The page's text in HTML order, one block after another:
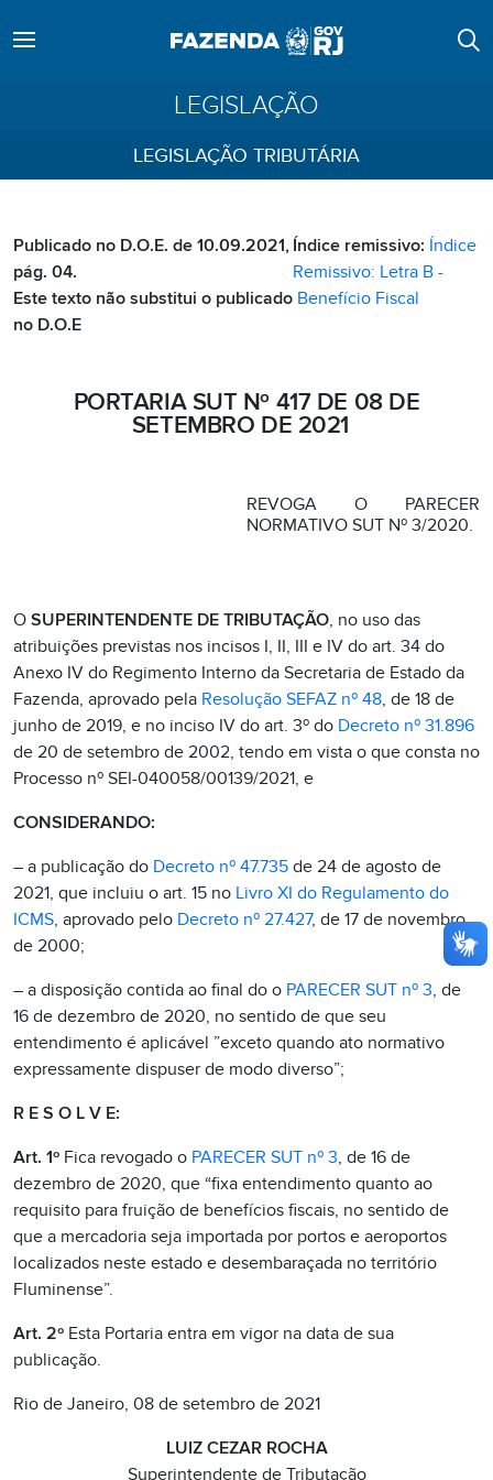
LEGISLAÇÃO
LEGISLAÇÃO TRIBUTÁRIA
Publicado no D.O.E. de 10.09.2021,
pág. 04.
Este texto não substitui o publicado
no D.O.E
Índice remissivo: Índice
Remissivo: Letra B -
Benefício Fiscal
PORTARIA SUT Nº 417 DE 08 DE
SETEMBRO DE 2021
REVOGA O PARECER
NORMATIVO SUT Nº 3/2020.
O SUPERINTENDENTE DE TRIBUTAÇÃO, no uso das
atribuições previstas nos incisos I, II, III e IV do art. 34 do
Anexo IV do Regimento Interno da Secretaria de Estado da
Fazenda, aprovado pela Resolução SEFAZ nº 48, de 18 de
junho de 2019, e no inciso IV do art. 3º do Decreto nº 31.896
de 20 de setembro de 2002, tendo em vista o que consta no
Processo nº SEI-040058/00139/2021, e
CONSIDERANDO:
– a publicação do Decreto nº 47.735 de 24 de agosto de
2021, que incluiu o art. 15 no Livro XI do Regulamento do
ICMS, aprovado pelo Decreto nº 27.427, de 17 de novembro
de 2000;
– a disposição contida ao final do o PARECER SUT nº 3, de
16 de dezembro de 2020, no sentido de que seu
entendimento é aplicável ”exceto quando ato normativo
expressamente dispuser de modo diverso”;
R E S O L V E:
Art. 1º Fica revogado o PARECER SUT nº 3, de 16 de
dezembro de 2020, que “fixa entendimento quanto ao
requisito para fruição de benefícios fiscais, no sentido de
que a mercadoria seja importada por portos e aeroportos
localizados neste estado e desembaraçada no território
Fluminense”.
Art. 2º Esta Portaria entra em vigor na data de sua
publicação.
Rio de Janeiro, 08 de setembro de 2021
LUIZ CEZAR ROCHA
Superintendente de Tributação